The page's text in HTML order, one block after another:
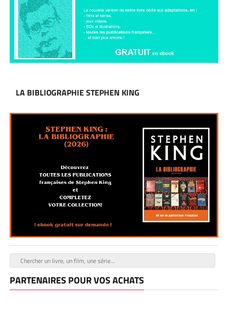
LA BIBLIOGRAPHIE STEPHEN KING
PARTENAIRES POUR VOS ACHATS